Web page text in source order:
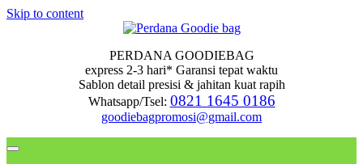
Skip to content
PERDANA GOODIEBAG
express 2-3 hari* Garansi tepat waktu
Sablon detail presisi & jahitan kuat rapih
Whatsapp/Tsel: 0821 1645 0186
goodiebagpromosi@gmail.com